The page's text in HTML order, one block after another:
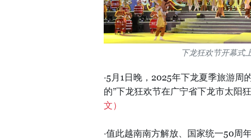
下龙狂欢节开幕式
·5月1日晚，2025年下龙夏季旅游
的”下龙狂欢节在广宁省下龙市太阳
文）
·值此越南南方解放、国家统一50周